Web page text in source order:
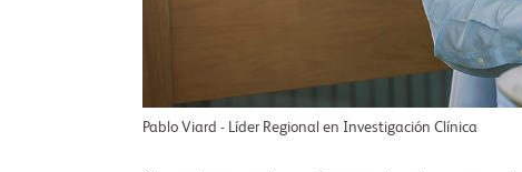
Pablo Viard - Líder Regional en Investigación Clínica